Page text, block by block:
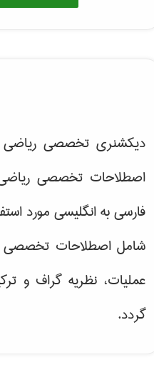
دیکشنری تخصصی ریاضی
اصطلاحات تخصصی
فارسی به انگلیسی مورد
شامل اصطلاحات
عملیات، نظریه گراف و
گردد.